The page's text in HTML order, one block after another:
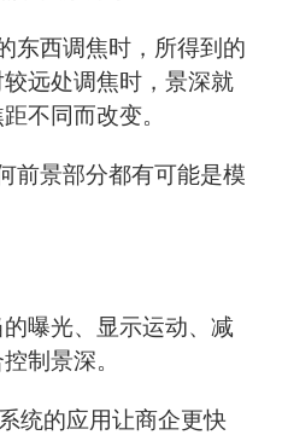
东西调焦时，所得到的
远处调焦时，景深就
不同而改变。
前景部分都有可能是模
曝光、显示运动、减
制景深。
统的应用让商企更快